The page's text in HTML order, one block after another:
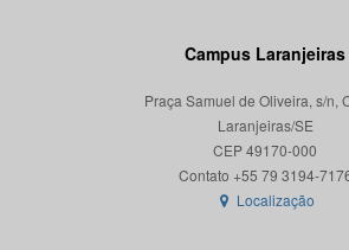
Campus Laranjeiras
Praça Samuel de Oliveira, s/n,
Laranjeiras/SE
CEP 49170-000
Localização